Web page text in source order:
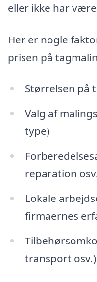
eller ikke har
Her er nogle
prisen på
Størrelsen på
Valg af
type)
reparation
Lokale
firmaernes
transport osv.)